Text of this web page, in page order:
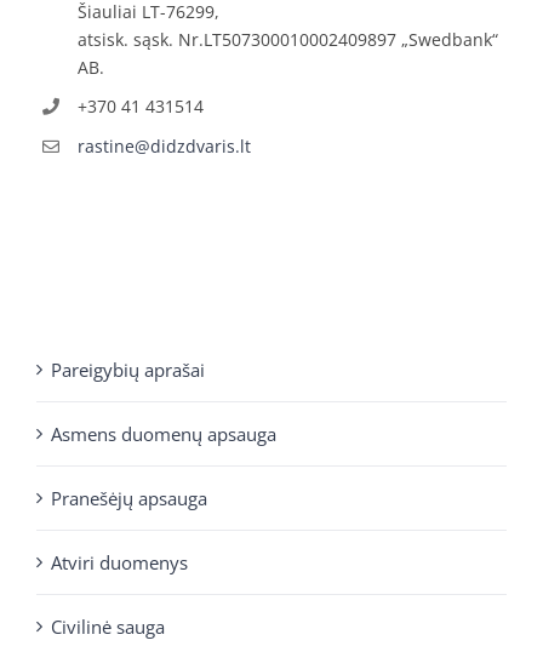
Šiauliai LT-76299,
atsisk. sąsk. Nr.LT507300010002409897 „Swedbank“
AB.
+370 41 431514
rastine@didzdvaris.lt
Pareigybių aprašai
Asmens duomenų apsauga
Pranešėjų apsauga
Atviri duomenys
Civilinė sauga